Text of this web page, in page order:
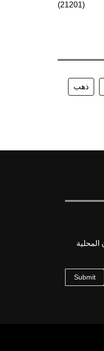
(21201)
ذهب
Submit